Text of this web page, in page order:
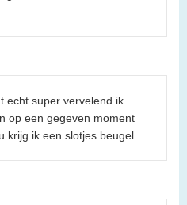
echt super vervelend ik
op een gegeven moment
krijg ik een slotjes beugel